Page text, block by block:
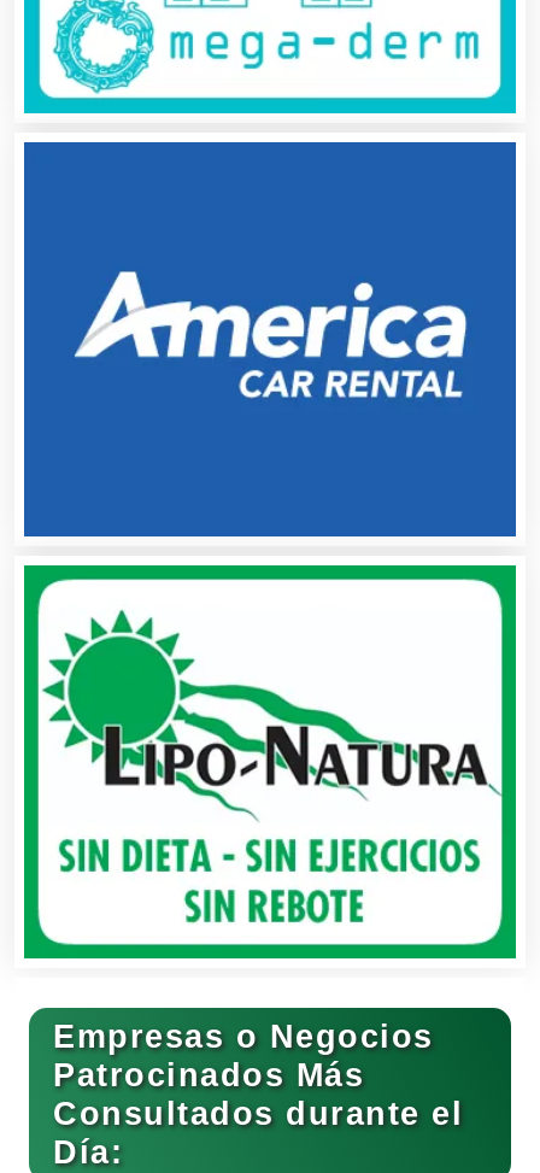
Audio, Sonido e Iluminación
Audios para Eventos
Automatización
Automóviles Nuevos y Usados
Avaluos
Balnearios
Bancos
Banquetes
Bares y Cantinas
Basculas
Bebidas
Empresas o Negocios
Patrocinados Más
Consultados durante el
Día: